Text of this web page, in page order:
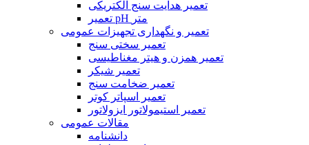
تعمیر هدایت سنج الکتریکی
تعمیر pH متر
تعمیر و نگهداری تجهیزات عمومی
تعمیر سختی سنج
تعمیر همزن و هیتر مغناطیسی
تعمیر شیکر
تعمیر ضخامت سنج
تعمیر اسپاتر کوتر
تعمیر استیمولاتور ایزولاتور
مقالات عمومی
دانشنامه